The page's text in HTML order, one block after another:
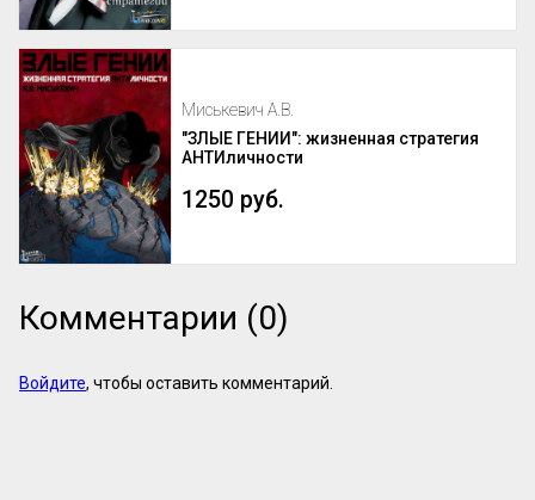
Миськевич А.В.
"ЗЛЫЕ ГЕНИИ": жизненная стратегия
АНТИличности
1250 руб.
Комментарии (0)
Войдите, чтобы оставить комментарий.